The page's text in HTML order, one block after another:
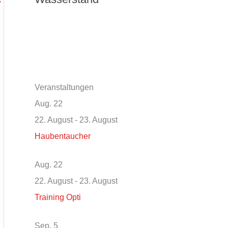
Veranstaltungen
Aug. 22
22. August- 23. August
Haubentaucher
Aug. 22
22. August- 23. August
Training Opti
Sep. 5